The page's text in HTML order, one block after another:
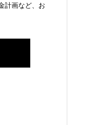
計画など、お